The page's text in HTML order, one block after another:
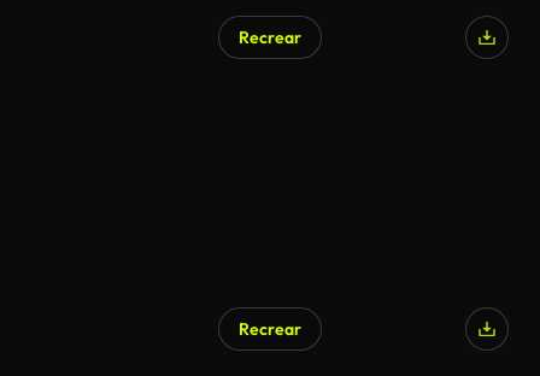
Recrear
Recrear